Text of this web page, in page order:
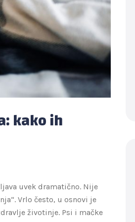
kako ih
uvek dramatično. Nije
Vrlo često, u osnovi je
životinje. Psi i mačke